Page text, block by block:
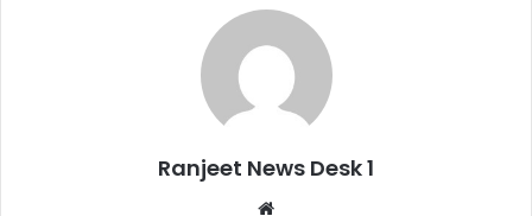
Ranjeet News Desk 1